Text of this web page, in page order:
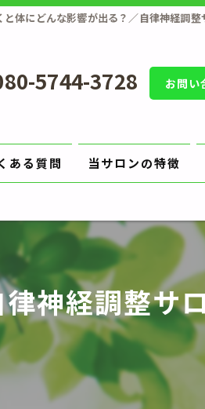
と体にどんな影響が出る？／自律神経調
5744-3728 お問い
ある質問 当サロンの特徴
原因
切り方
陥入爪
角質ケア
律神経調整